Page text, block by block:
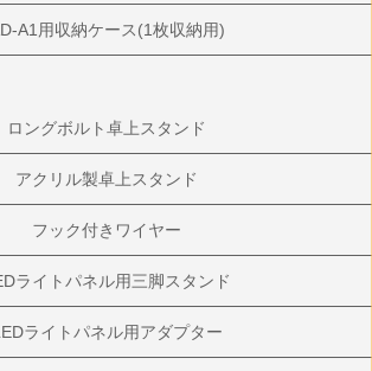
A1用収納ケース(1枚収納用)
ロングボルト卓上スタンド
アクリル製卓上スタンド
フック付きワイヤー
ライトパネル用三脚スタンド
ライトパネル用アダプター